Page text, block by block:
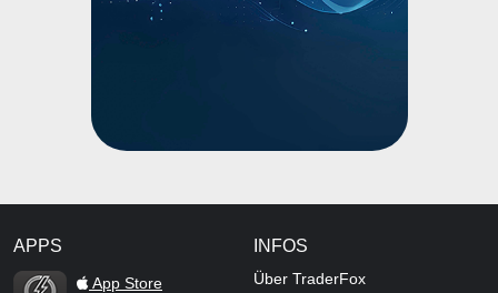
APPS
TraderFox Flash
App Store
INFOS
Über TraderFox